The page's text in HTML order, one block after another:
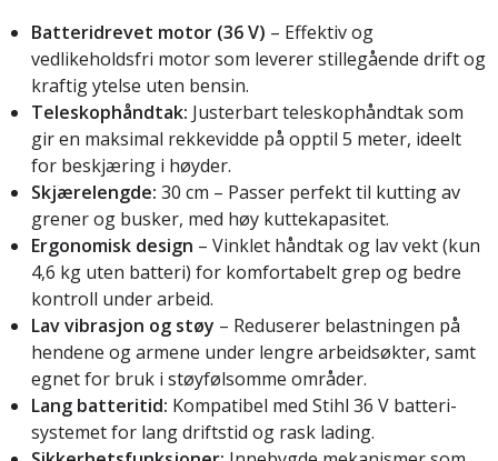
Batteridrevet motor (36 V) – Effektiv og
vedlikeholdsfri motor som leverer stillegående drift og
kraftig ytelse uten bensin.
Teleskophåndtak: Justerbart teleskophåndtak som
gir en maksimal rekkevidde på opptil 5 meter, ideelt
for beskjæring i høyder.
Skjærelengde: 30 cm – Passer perfekt til kutting av
grener og busker, med høy kuttekapasitet.
Ergonomisk design – Vinklet håndtak og lav vekt (kun
4,6 kg uten batteri) for komfortabelt grep og bedre
kontroll under arbeid.
Lav vibrasjon og støy – Reduserer belastningen på
hendene og armene under lengre arbeidsøkter, samt
egnet for bruk i støyfølsomme områder.
Lang batteritid: Kompatibel med Stihl 36 V batteri-
systemet for lang driftstid og rask lading.